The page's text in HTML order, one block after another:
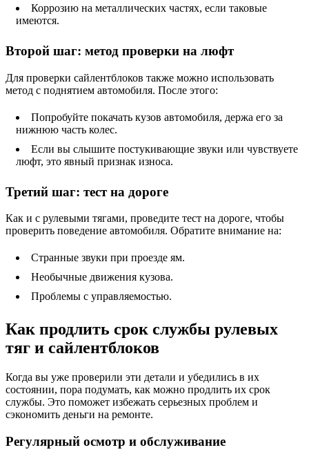
Коррозию на металлических частях, если таковые
имеются.
Второй шаг: метод проверки на люфт
Для проверки сайлентблоков также можно использовать
метод с поднятием автомобиля. После этого:
Попробуйте покачать кузов автомобиля, держа его за
нижнюю часть колес.
Если вы слышите постукивающие звуки или чувствуете
люфт, это явный признак износа.
Третий шаг: тест на дороге
Как и с рулевыми тягами, проведите тест на дороге, чтобы
проверить поведение автомобиля. Обратите внимание на:
Странные звуки при проезде ям.
Необычные движения кузова.
Проблемы с управляемостью.
Как продлить срок службы рулевых
тяг и сайлентблоков
Когда вы уже проверили эти детали и убедились в их
состоянии, пора подумать, как можно продлить их срок
службы. Это поможет избежать серьезных проблем и
сэкономить деньги на ремонте.
Регулярный осмотр и обслуживание